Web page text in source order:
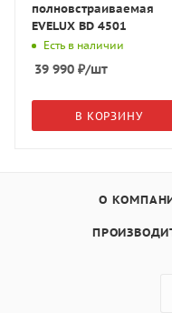
полновстраиваемая
EVELUX BD 4501
Есть в наличии
39 990 ₽/шт
В КОРЗИНУ
О